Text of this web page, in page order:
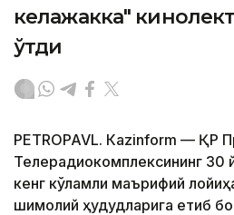
келажакка"
ўтди
PETROPAVL. Кazinform — ҚР
Телерадиокомплексининг 30
кенг кўламли маърифий
шимолий ҳудудларига етиб